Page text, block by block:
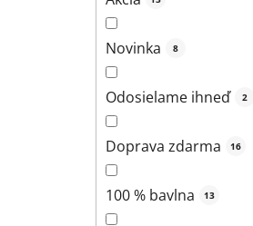
Novinka 8
Odosielame ihneď 2
Doprava zdarma 16
100 % bavlna 13